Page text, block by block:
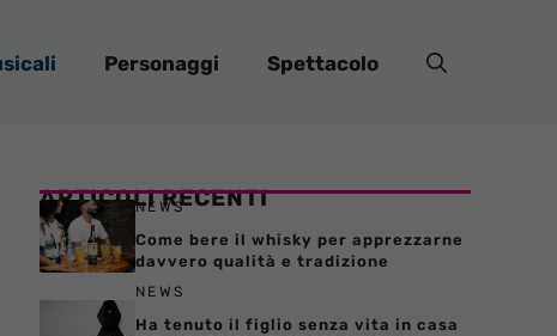
Personaggi Spettacolo
ARTICOLI RECENTI
NEWS
Come bere il whisky per apprezzarne
davvero qualità e tradizione
NEWS
Ha tenuto il figlio senza vita in casa